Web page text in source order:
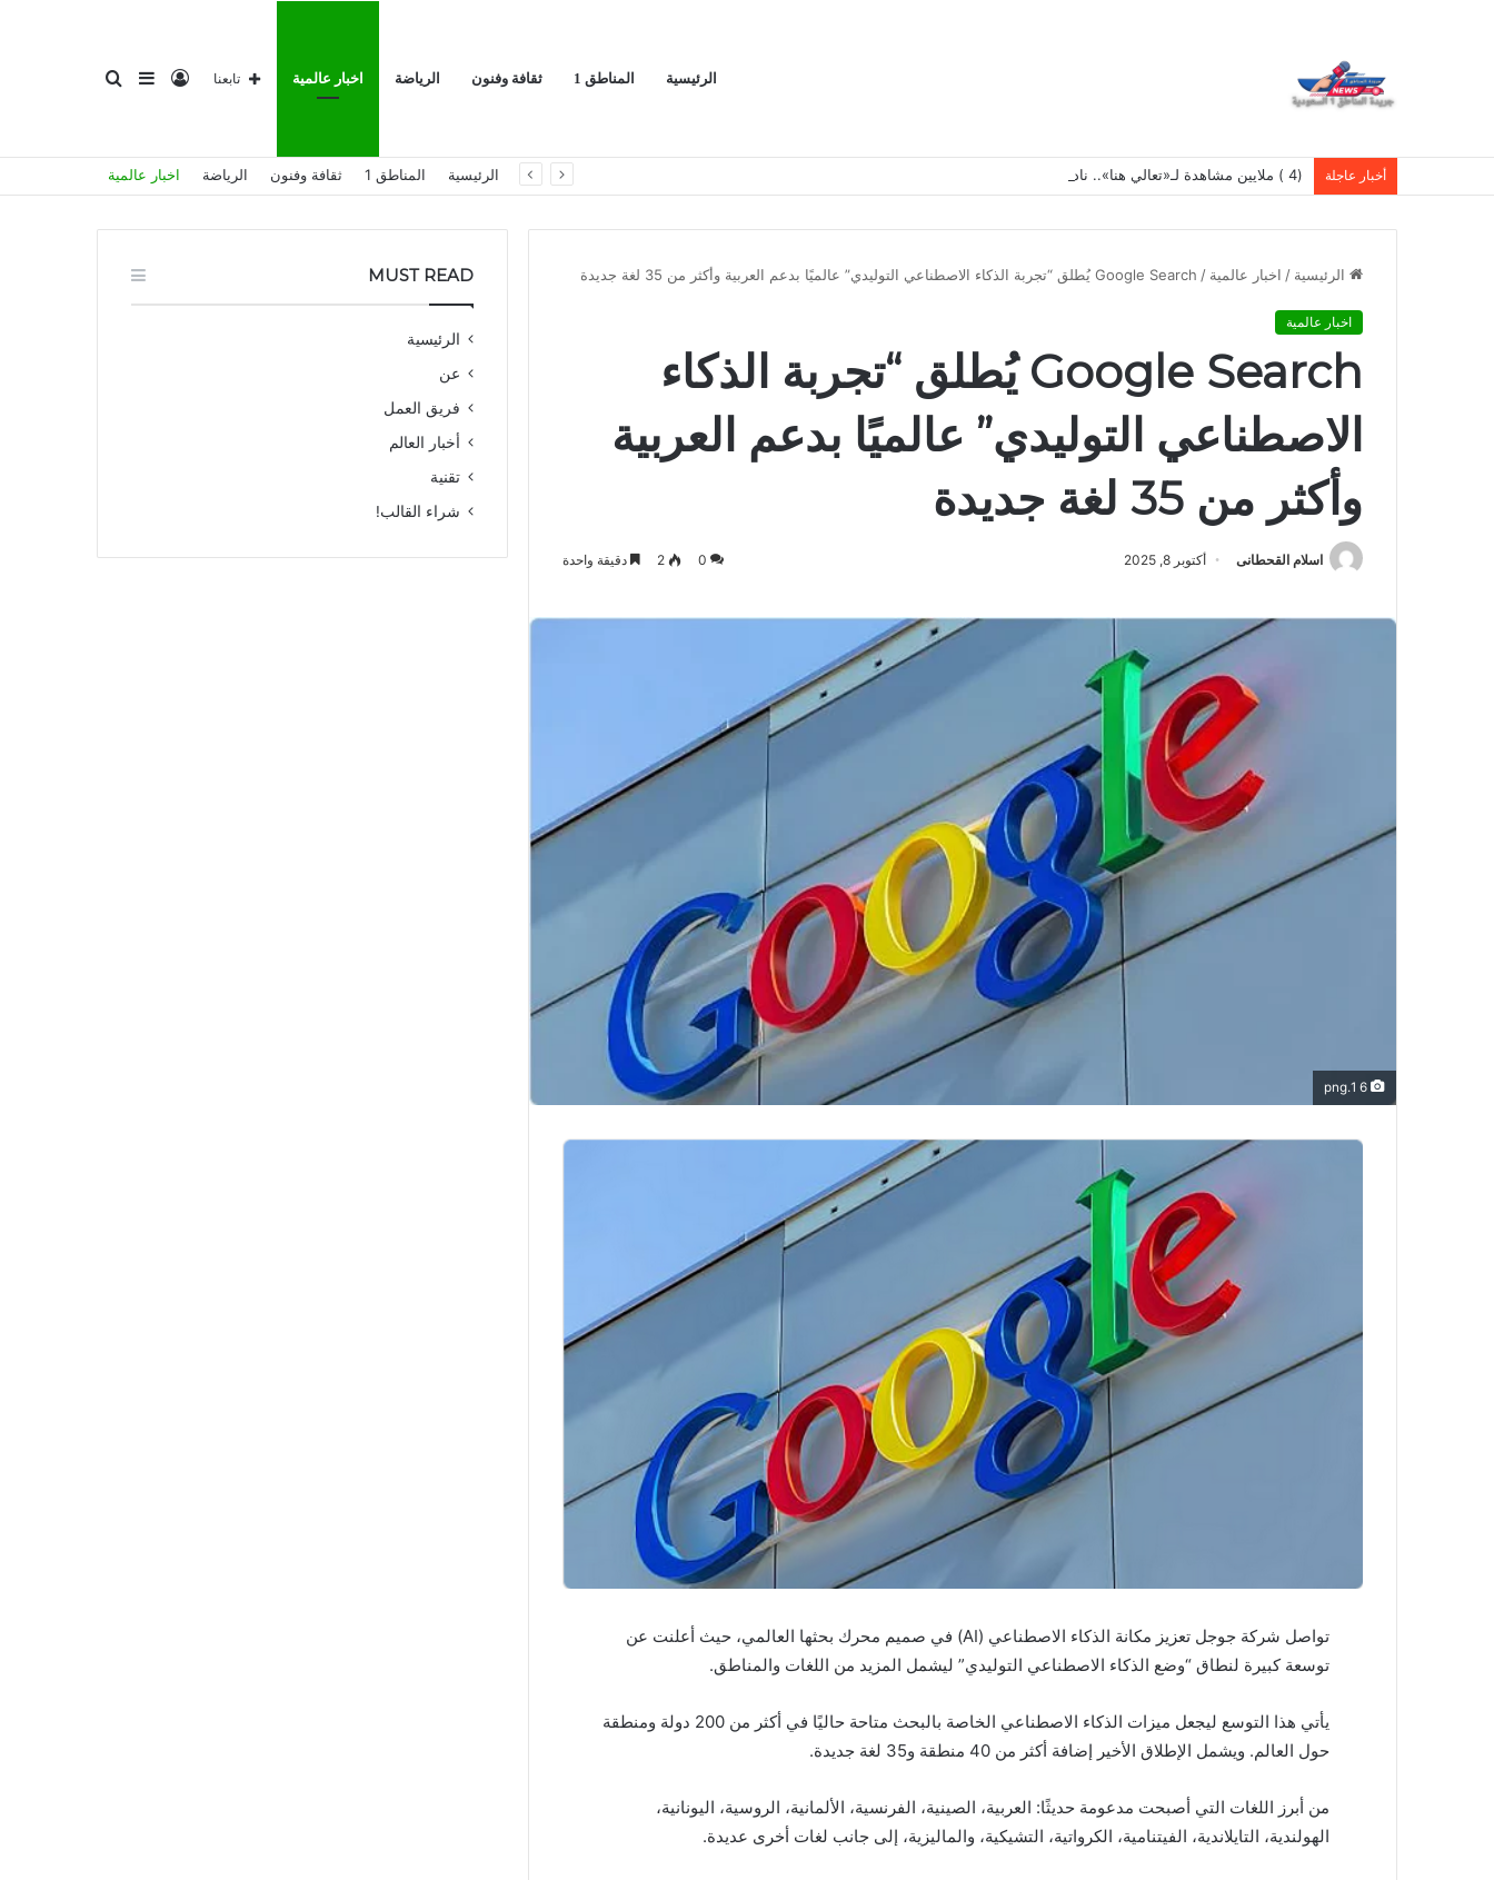
الرئيسية المناطق 1 ثقافة وفنون الرياضة اخبار عالمية
عن
إضافة
عمود
تسجيل
الدخول
تابعنا
أخبار عاجلة (4 ) ملايين مشاهدة لـ«تعالي هنا».. نادر الأتات يواصل نجاحه باللهجة المصرية الرئيسية المناطق 1 ثقافة وفنون الرياضة اخبار عالمية
الرئيسية / اخبار عالمية / Google Search يُطلق “تجربة الذكاء الاصطناعي التوليدي” عالميًا بدعم العربية وأكثر من 35 لغة جديدة
اخبار عالمية
Google Search يُطلق “تجربة الذكاء
الاصطناعي التوليدي” عالميًا بدعم العربية
وأكثر من 35 لغة جديدة
اسلام القحطانى أكتوبر 8, 2025 0
2 دقيقة واحدة
تواصل شركة جوجل تعزيز مكانة الذكاء الاصطناعي (AI) في صميم محرك بحثها العالمي، حيث أعلنت عن
توسعة كبيرة لنطاق “وضع الذكاء الاصطناعي التوليدي” ليشمل المزيد من اللغات والمناطق.
يأتي هذا التوسع ليجعل ميزات الذكاء الاصطناعي الخاصة بالبحث متاحة حاليًا في أكثر من 200 دولة ومنطقة
حول العالم. ويشمل الإطلاق الأخير إضافة أكثر من 40 منطقة و35 لغة جديدة.
من أبرز اللغات التي أصبحت مدعومة حديثًا: العربية، الصينية، الفرنسية، الألمانية، الروسية، اليونانية،
الهولندية، التايلاندية، الفيتنامية، الكرواتية، التشيكية، والماليزية، إلى جانب لغات أخرى عديدة.
MUST READ
الرئيسية
عن
فريق العمل
أخبار العالم
تقنية
شراء القالب!